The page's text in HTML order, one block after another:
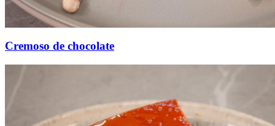
Cremoso de chocolate